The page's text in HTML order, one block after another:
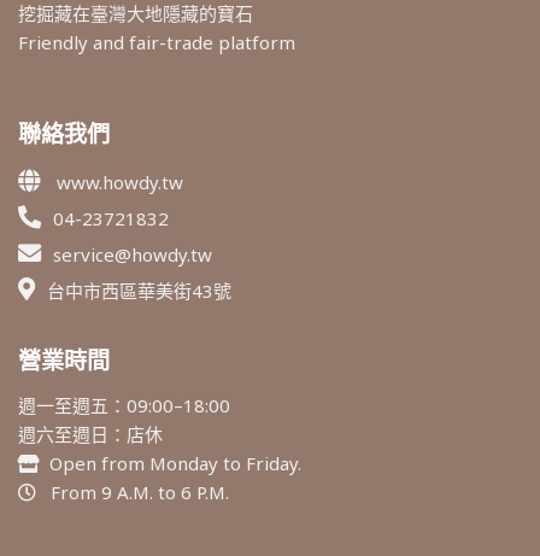
挖掘藏在臺灣大地隱藏的寶石
Friendly and fair-trade platform
聯絡我們
www.howdy.tw
04-23721832
service@howdy.tw
台中市西區華美街43號
營業時間
週一至週五：09:00–18:00
週六至週日：店休
Open from Monday to Friday.
From 9 A.M. to 6 P.M.